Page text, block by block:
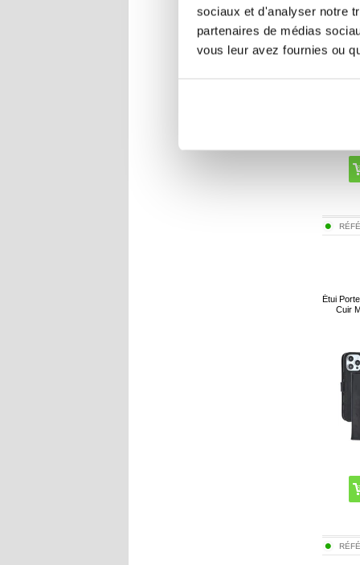
sociaux et d'analyser notre
partenaires de médias
vous leur avez fournies ou
Étui
Cuir